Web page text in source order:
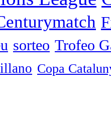
sorteo Trofeo
Copa